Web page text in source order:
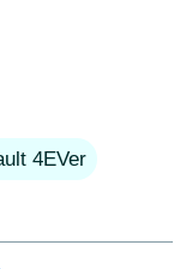
4EVer